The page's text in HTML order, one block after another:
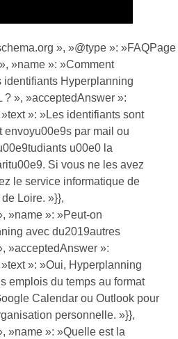
», »@type »:
»name »: »Comment
identifiants Hyperplanning
», »acceptedAnswer »:
»: »Les identifiants sont
par mail ou
u00e0 la
Si vous ne les avez
le service informatique de
Loire. »}},
»name »: »Peut-on
avec du2019autres
»acceptedAnswer »:
»: »Oui, Hyperplanning
emplois du temps au format
Calendar ou Outlook pour
personnelle. »}},
»name »: »Quelle est la